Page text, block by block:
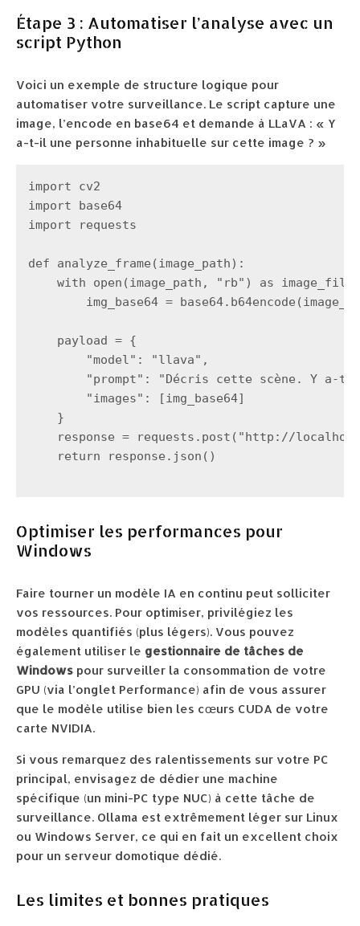
Étape 3 : Automatiser l’analyse avec un
script Python
Voici un exemple de structure logique pour
automatiser votre surveillance. Le script capture une
image, l’encode en base64 et demande à LLaVA : « Y
a-t-il une personne inhabituelle sur cette image ? »
import cv2
import base64
import requests
def analyze_frame(image_path):
    with open(image_path, "rb") as image_file:
img_base64 =
    payload = {
        "model": "llava",
"prompt": "Décris cette scène. Y a-t-
        "images": [img_base64]
    }
response = requests.post("http://
    return response.json()
Optimiser les performances pour
Windows
Faire tourner un modèle IA en continu peut solliciter
vos ressources. Pour optimiser, privilégiez les
modèles quantifiés (plus légers). Vous pouvez
également utiliser le gestionnaire de tâches de
Windows pour surveiller la consommation de votre
GPU (via l’onglet Performance) afin de vous assurer
que le modèle utilise bien les cœurs CUDA de votre
carte NVIDIA.
Si vous remarquez des ralentissements sur votre PC
principal, envisagez de dédier une machine
spécifique (un mini-PC type NUC) à cette tâche de
surveillance. Ollama est extrêmement léger sur Linux
ou Windows Server, ce qui en fait un excellent choix
pour un serveur domotique dédié.
Les limites et bonnes pratiques